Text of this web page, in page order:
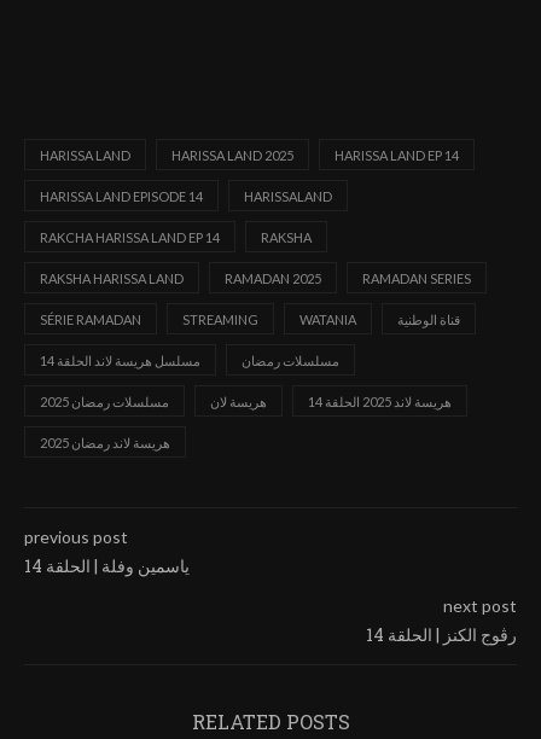
HARISSA LAND HARISSA LAND 2025 HARISSA LAND EP 14
HARISSA LAND EPISODE 14 HARISSALAND
RAKCHA HARISSA LAND EP 14 RAKSHA
RAKSHA HARISSA LAND RAMADAN 2025 RAMADAN SERIES
SÉRIE RAMADAN STREAMING WATANIA قناة الوطنية
مسلسل هريسة لاند الحلقة 14 مسلسلات رمضان
مسلسلات رمضان 2025 هريسة لان هريسة لاند 2025 الحلقة 14
هريسة لاند رمضان 2025
previous post
ياسمين وفلة | الحلقة 14
next post
رڨوج الكنز | الحلقة 14
RELATED POSTS